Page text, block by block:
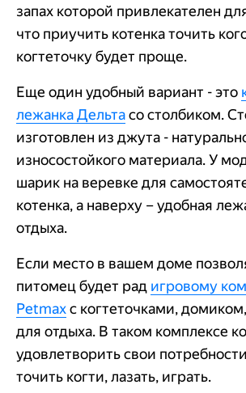
запах которой привлекателен
что приучить котенка точить
когтеточку будет проще.
Еще один удобный вариант - это
лежанка Дельтасо столбиком.
изготовлен из джута -
износостойкого материала. У
шарик на веревке для
котенка, а наверху – удобная
отдыха.
Если место в вашем доме
питомец будет рад игровому
Petmaxс когтеточками,
для отдыха. В таком комплексе
удовлетворить свои
точить когти, лазать, играть.